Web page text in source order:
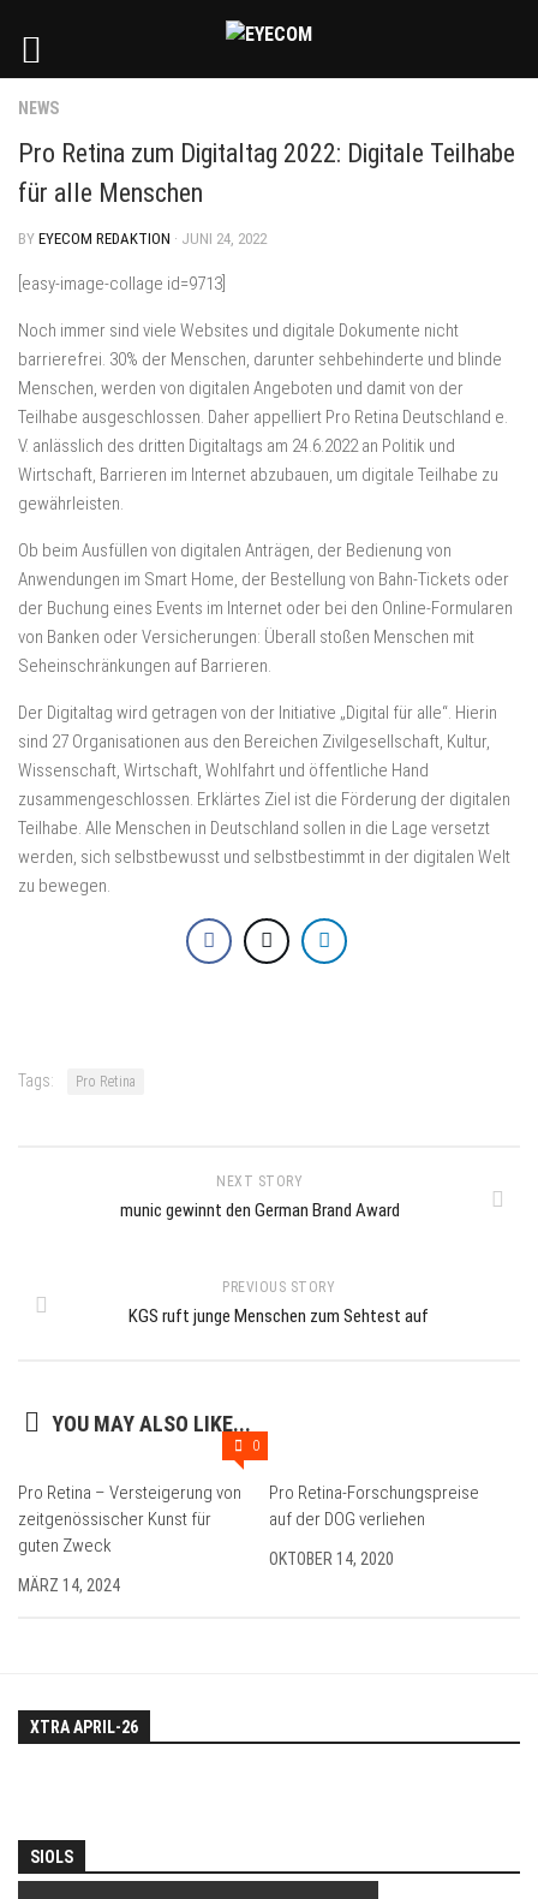
NEWS
Pro Retina zum Digitaltag 2022: Digitale Teilhabe
für alle Menschen
BY EYECOM REDAKTION · JUNI 24, 2022
[easy-image-collage id=9713]
Noch immer sind viele Websites und digitale Dokumente nicht
barrierefrei. 30% der Menschen, darunter sehbehinderte und blinde
Menschen, werden von digitalen Angeboten und damit von der
Teilhabe ausgeschlossen. Daher appelliert Pro Retina Deutschland e.
V. anlässlich des dritten Digitaltags am 24.6.2022 an Politik und
Wirtschaft, Barrieren im Internet abzubauen, um digitale Teilhabe zu
gewährleisten.
Ob beim Ausfüllen von digitalen Anträgen, der Bedienung von
Anwendungen im Smart Home, der Bestellung von Bahn-Tickets oder
der Buchung eines Events im Internet oder bei den Online-Formularen
von Banken oder Versicherungen: Überall stoßen Menschen mit
Seheinschränkungen auf Barrieren.
Der Digitaltag wird getragen von der Initiative „Digital für alle“. Hierin
sind 27 Organisationen aus den Bereichen Zivilgesellschaft, Kultur,
Wissenschaft, Wirtschaft, Wohlfahrt und öffentliche Hand
zusammengeschlossen. Erklärtes Ziel ist die Förderung der digitalen
Teilhabe. Alle Menschen in Deutschland sollen in die Lage versetzt
werden, sich selbstbewusst und selbstbestimmt in der digitalen Welt
zu bewegen.
Tags: Pro Retina
NEXT STORY
munic gewinnt den German Brand Award
PREVIOUS STORY
KGS ruft junge Menschen zum Sehtest auf
YOU MAY ALSO LIKE...
0
Pro Retina – Versteigerung von
zeitgenössischer Kunst für
guten Zweck
MÄRZ 14, 2024
Pro Retina-Forschungspreise
auf der DOG verliehen
OKTOBER 14, 2020
XTRA APRIL-26
SIOLS